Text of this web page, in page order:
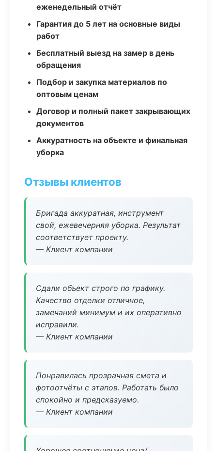
еженедельный отчёт
Гарантия до 5 лет на основные виды
работ
Бесплатный выезд на замер в день
обращения
Подбор и закупка материалов по
оптовым ценам
Договор и полный пакет закрывающих
документов
Аккуратность на объекте и финальная
уборка
Отзывы клиентов
Бригада аккуратная, инструмент
свой, ежевечерняя уборка. Результат
соответствует проекту.
— Клиент компании
Сдали объект строго по графику.
Качество отделки отличное,
замечаний минимум и их оперативно
исправили.
— Клиент компании
Понравилась прозрачная смета и
фотоотчёты с этапов. Работать было
спокойно и предсказуемо.
— Клиент компании